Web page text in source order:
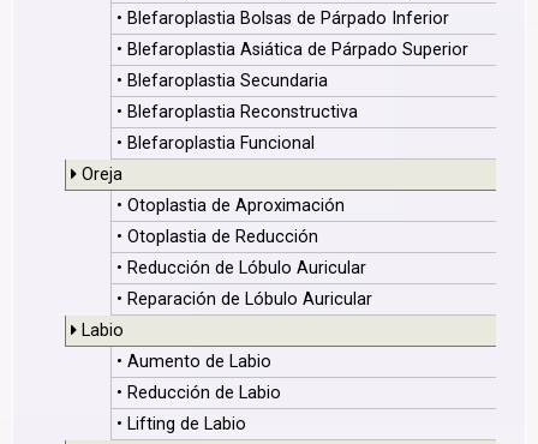
• Blefaroplastia Bolsas de Párpado Inferior
• Blefaroplastia Asiática de Párpado Superior
• Blefaroplastia Secundaria
• Blefaroplastia Reconstructiva
• Blefaroplastia Funcional
Oreja
• Otoplastia de Aproximación
• Otoplastia de Reducción
• Reducción de Lóbulo Auricular
• Reparación de Lóbulo Auricular
Labio
• Aumento de Labio
• Reducción de Labio
• Lifting de Labio